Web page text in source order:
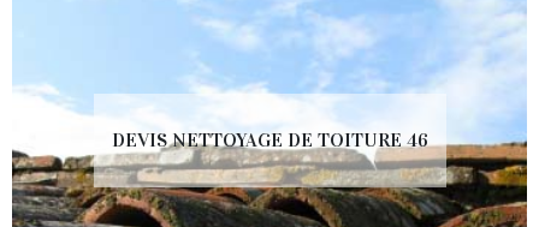
DEVIS NETTOYAGE DE TOITURE 46